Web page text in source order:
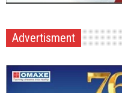
Advertisment